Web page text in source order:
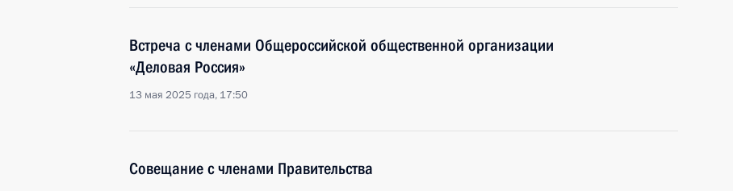
Встреча с членами Общероссийской общественной организации
«Деловая Россия»
13 мая 2025 года, 17:50
Совещание с членами Правительства